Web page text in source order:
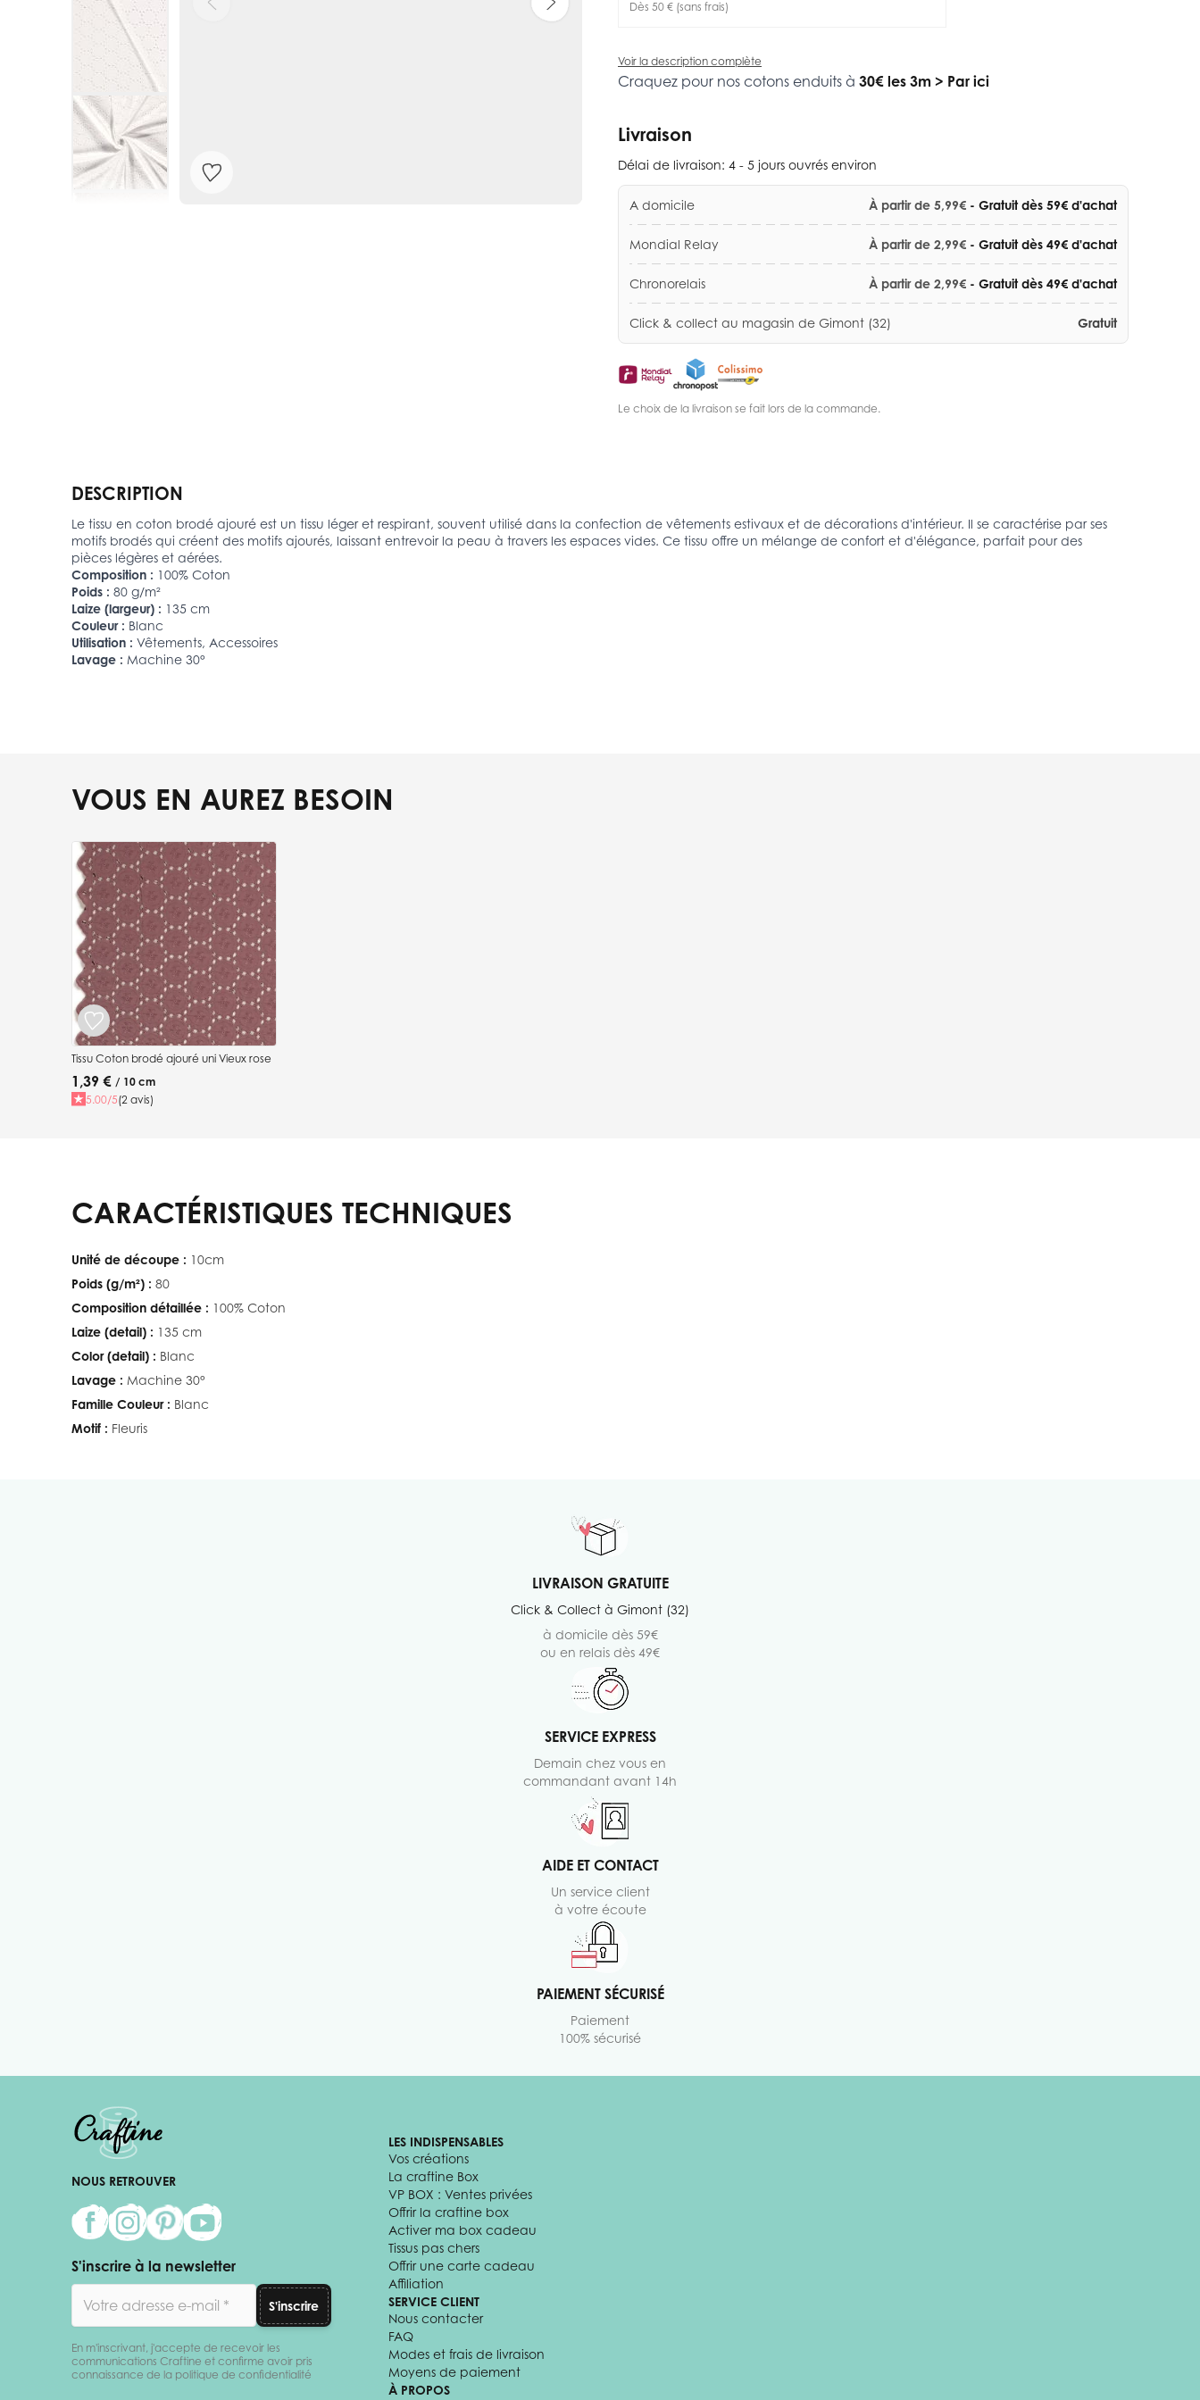
Dès 50 € (sans frais)
Voir la description complète
Craquez pour nos cotons enduits à 30€ les 3m > Par ici
Livraison
Délai de livraison: 4 - 5 jours ouvrés environ
A domicile À partir de 5,99€ - Gratuit dès 59€ d'achat
Mondial Relay À partir de 2,99€ - Gratuit dès 49€ d'achat
Chronorelais À partir de 2,99€ - Gratuit dès 49€ d'achat
Click & collect au magasin de Gimont (32) Gratuit
Le choix de la livraison se fait lors de la commande.
DESCRIPTION
Le tissu en coton brodé ajouré est un tissu léger et respirant, souvent utilisé dans la confection de vêtements estivaux et de décorations d'intérieur. Il se caractérise par ses
motifs brodés qui créent des motifs ajourés, laissant entrevoir la peau à travers les espaces vides. Ce tissu offre un mélange de confort et d'élégance, parfait pour des
pièces légères et aérées.
Composition : 100% Coton
Poids : 80 g/m²
Laize (largeur) : 135 cm
Couleur : Blanc
Utilisation : Vêtements, Accessoires
Lavage : Machine 30°
VOUS EN AUREZ BESOIN
Press to skip carousel
Tissu Coton brodé ajouré uni Vieux rose
1,39 € / 10 cm
5.00/5(2 avis)
CARACTÉRISTIQUES TECHNIQUES
Unité de découpe : 10cm
Poids (g/m²) : 80
Composition détaillée : 100% Coton
Laize (detail) : 135 cm
Color (detail) : Blanc
Lavage : Machine 30°
Famille Couleur : Blanc
Motif : Fleuris
LIVRAISON GRATUITE
Click & Collect à Gimont (32)
à domicile dès 59€
ou en relais dès 49€
SERVICE EXPRESS
Demain chez vous en
commandant avant 14h
AIDE ET CONTACT
Un service client
à votre écoute
PAIEMENT SÉCURISÉ
Paiement
100% sécurisé
NOUS RETROUVER
S'inscrire à la newsletter
S'inscrire
En m'inscrivant, j'accepte de recevoir les
communications Craftine et confirme avoir pris
connaissance de la politique de confidentialité
LES INDISPENSABLES
Vos créations
La craftine Box
VP BOX : Ventes privées
Offrir la craftine box
Activer ma box cadeau
Tissus pas chers
Offrir une carte cadeau
Affiliation
SERVICE CLIENT
Nous contacter
FAQ
Modes et frais de livraison
Moyens de paiement
À PROPOS